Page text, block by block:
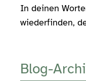
In deinen
wiederfinden,
Blog-